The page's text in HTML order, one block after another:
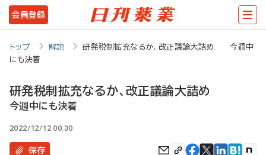
メ
イ
ン
テ
ツ
会員登録
トップ 解説
研発税制拡充なるか、改正議論大詰め 今週中
にも決着
研発税制拡充なるか、改正議論大詰め
今週中にも決着
2022/12/12 00:30
保存